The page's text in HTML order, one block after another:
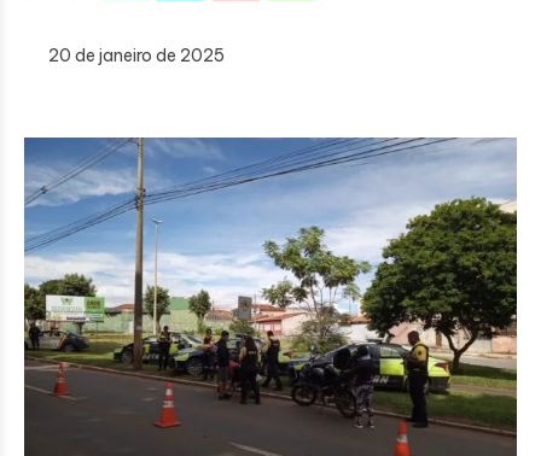
20 de janeiro de 2025